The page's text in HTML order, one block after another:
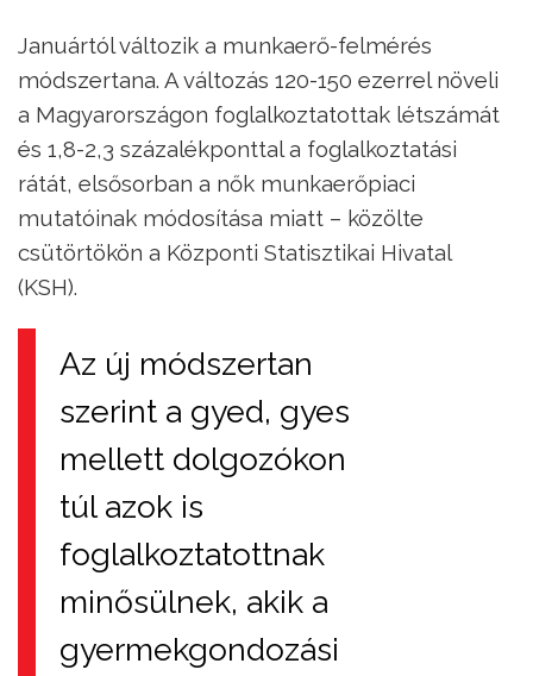
Januártól változik a munkaerő-felmérés
módszertana. A változás 120-150 ezerrel növeli
a Magyarországon foglalkoztatottak létszámát
és 1,8-2,3 százalékponttal a foglalkoztatási
rátát, elsősorban a nők munkaerőpiaci
mutatóinak módosítása miatt – közölte
csütörtökön a Központi Statisztikai Hivatal
(KSH).
Az új módszertan
szerint a gyed, gyes
mellett dolgozókon
túl azok is
foglalkoztatottnak
minősülnek, akik a
gyermekgondozási